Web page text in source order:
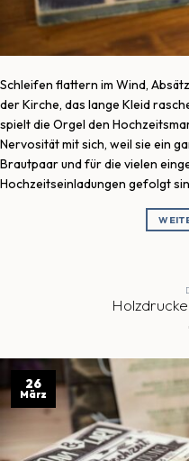
Schleifen flattern im Wind,
der Kirche, das lange Kleid
spielt die Orgel den
Nervosität mit sich, weil sie ein
Brautpaar und für die vielen
Hochzeitseinladungen gefolgt
26
März